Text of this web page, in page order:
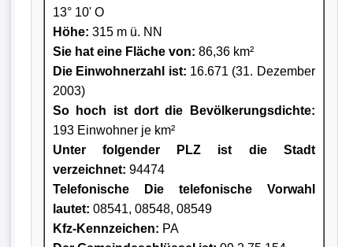
13° 10' O
Höhe: 315 m ü. NN
Sie hat eine Fläche von: 86,36 km²
Die Einwohnerzahl ist: 16.671 (31. Dezember
2003)
So hoch ist dort die Bevölkerungsdichte:
193 Einwohner je km²
Unter folgender PLZ ist die Stadt
verzeichnet: 94474
Telefonische Die telefonische Vorwahl
lautet: 08541, 08548, 08549
Kfz-Kennzeichen: PA